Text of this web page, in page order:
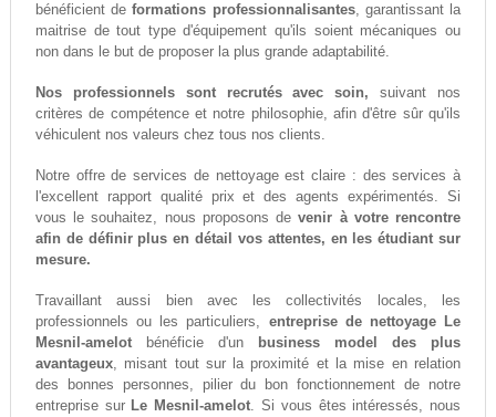
bénéficient deformations professionnalisantes, garantissant la
maitrise de tout type d'équipement qu'ils soient mécaniques ou
non dans le but de proposer la plus grande adaptabilité.
Nos professionnels sont recrutés avec soin, suivant nos
critères de compétence et notre philosophie, afin d'être sûr qu'ils
véhiculent nos valeurs chez tous nos clients.
Notre offre de services de nettoyage est claire : des services à
l'excellent rapport qualité prix et des agents expérimentés. Si
vous le souhaitez, nous proposons devenir à votre rencontre
afin de définir plus en détail vos attentes, en les étudiant sur
mesure.
Travaillant aussi bien avec les collectivités locales, les
professionnels ou les particuliers, entreprise de nettoyage Le
Mesnil-amelotbénéficie d'un
business model des plus
avantageux, misant tout sur la proximité et la mise en relation
des bonnes personnes, pilier du bon fonctionnement de notre
entreprise sur Le Mesnil-amelot. Si vous êtes intéressés, nous